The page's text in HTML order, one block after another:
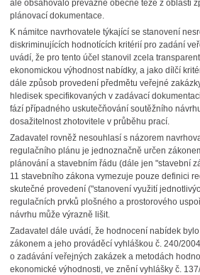
ale obsahovalo převážně obecné teze z oblasti
plánovací dokumentace.
K námitce navrhovatele týkající se stanovení
diskriminujících hodnotících kritérií pro zadání
uvádí, že pro tento účel stanovil zcela
ekonomickou výhodnost nabídky, a jako dílčí
dále způsob provedení předmětu veřejné
hledisek specifikovaných v zadávací
fází případného uskutečňování soutěžního
dosažitelnost zhotovitele v průběhu prací.
Zadavatel rovněž nesouhlasí s názorem
regulačního plánu je jednoznačně určen
plánování a stavebním řádu (dále jen "stavební
11 stavebního zákona vymezuje pouze definici
skutečné provedení ("stanovení využití
regulačních prvků plošného a prostorového
návrhu může výrazně lišit.
Zadavatel dále uvádí, že hodnocení nabídek
zákonem a jeho prováděcí vyhláškou č. 240/
o zadávání veřejných zakázek a metodách
ekonomické výhodnosti, ve znění vyhlášky č.